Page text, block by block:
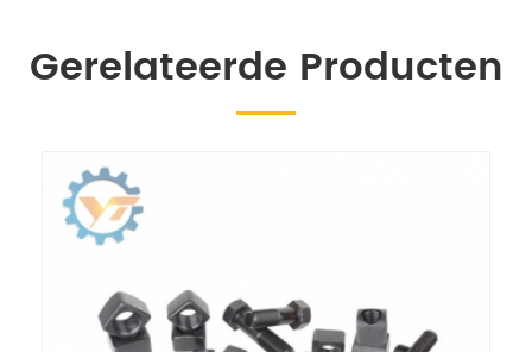
Gerelateerde Producten